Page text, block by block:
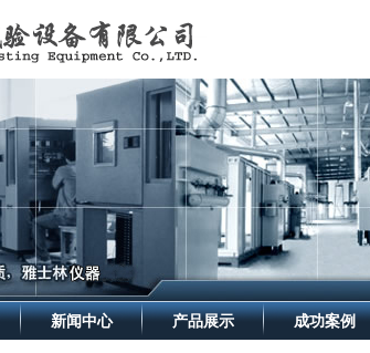
新闻中心 产品展示 成功案例